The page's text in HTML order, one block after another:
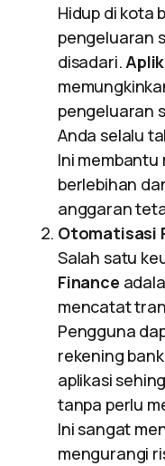
Hidup di kota
pengeluaran
disadari.
pengeluaran
Anda selalu
Ini
berlebihan
anggaran
Otomatisasi
Salah satu
Finance
mencatat
Pengguna
rekening
aplikasi
tanpa perlu
Ini sangat
mengurangi